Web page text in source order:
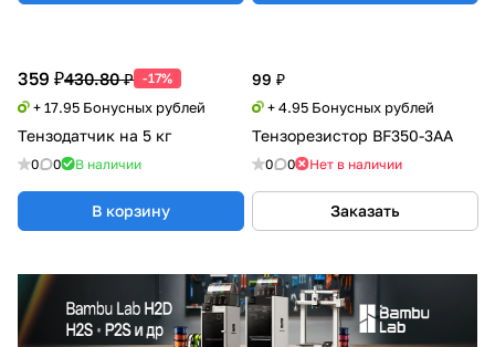
359 ₽430.80 ₽ -17%
+ 17.95 Бонусных рублей
Тензодатчик на 5 кг
0 0 В наличии
В корзину
99 ₽
+ 4.95 Бонусных рублей
Тензорезистор BF350-3AA
0 0 Нет в наличии
Заказать